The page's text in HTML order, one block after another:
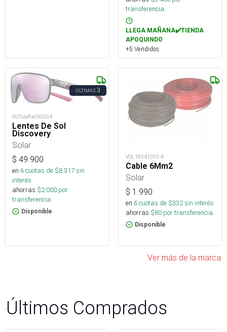
transferencia.
LLEGA MAÑANA✔️TIENDA
APOQUINDO
+5 Vendidos
ÚLTIMAS3
OUTidefix090504
Lentes De Sol
Discovery
Solar
$ 49.900
en 6cuotas de $8.317sin
interés
ahorras $2.000 por
transferencia.
Disponible
VOL160410FE-R
Cable 6Mm2
Solar
$ 1.990
en 6cuotas de $332sin interés
ahorras $80 por transferencia.
Disponible
Ver más de la marca
Últimos Comprados